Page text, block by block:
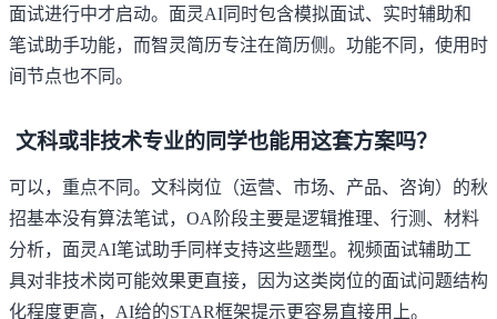
面试进行中才启动。面灵AI同时包含模拟面试、实时辅助和
笔试助手功能，而智灵简历专注在简历侧。功能不同，使用时
间节点也不同。
文科或非技术专业的同学也能用这套方案吗？
可以，重点不同。文科岗位（运营、市场、产品、咨询）的秋
招基本没有算法笔试，OA阶段主要是逻辑推理、行测、材料
分析，面灵AI笔试助手同样支持这些题型。视频面试辅助工
具对非技术岗可能效果更直接，因为这类岗位的面试问题结构
化程度更高，AI给的STAR框架提示更容易直接用上。